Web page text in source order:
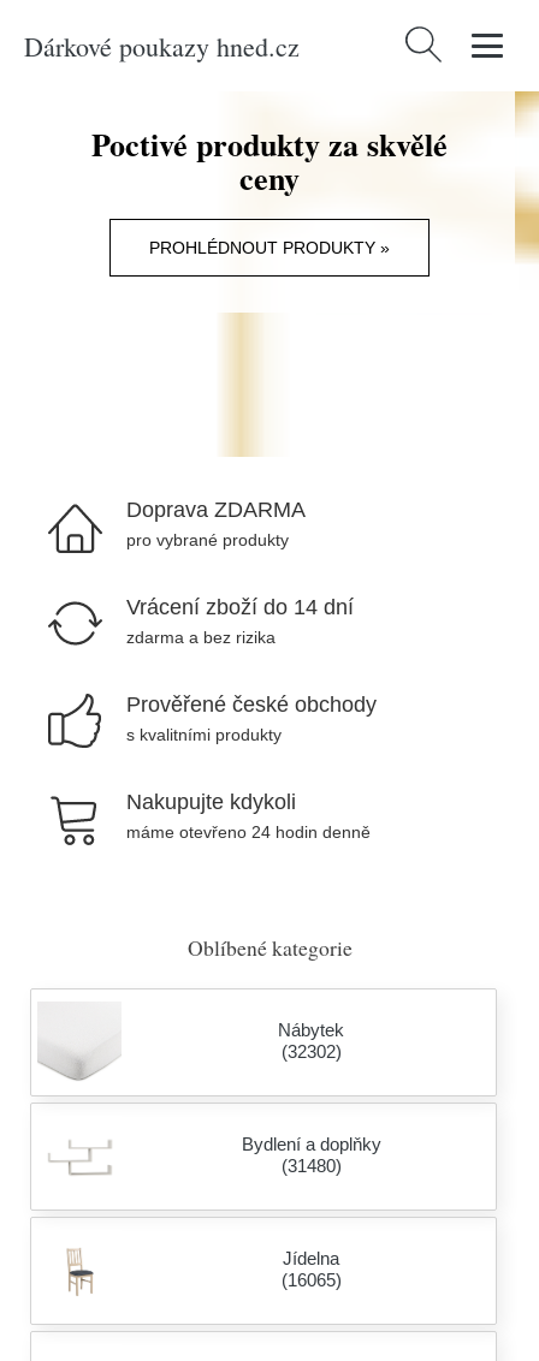
Dárkové poukazy hned.cz Vyhledávání
Poctivé produkty za skvělé
ceny
PROHLÉDNOUT PRODUKTY »
Doprava ZDARMA
pro vybrané produkty
Vrácení zboží do 14 dní
zdarma a bez rizika
Prověřené české obchody
s kvalitními produkty
Nakupujte kdykoli
máme otevřeno 24 hodin denně
Oblíbené kategorie
Nábytek
(32302)
Bydlení a doplňky
(31480)
Jídelna
(16065)